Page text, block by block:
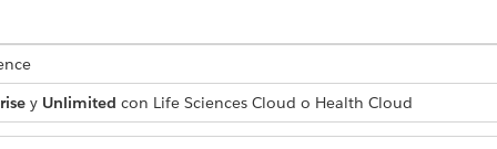
y Unlimited con Life Sciences Cloud o Health Cloud